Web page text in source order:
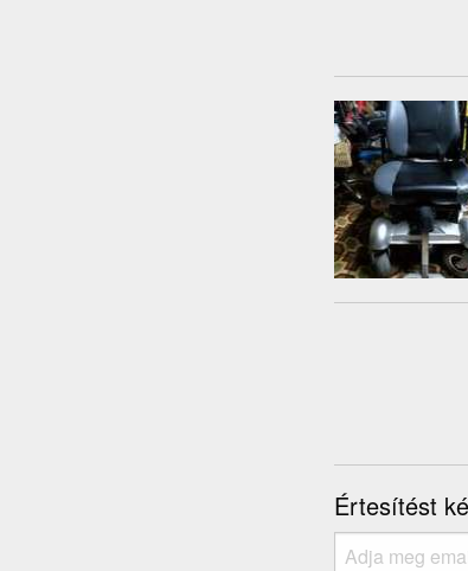
Értesítést